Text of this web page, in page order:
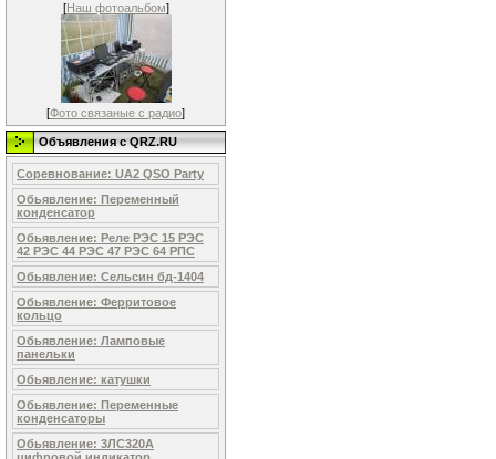
[Наш фотоальбом]
[Фото связаные с радио]
Объявления c QRZ.RU
Соревнование: UA2 QSO Party
Обьявление: Переменный
конденсатор
Обьявление: Реле РЭС 15 РЭС
42 РЭС 44 РЭС 47 РЭС 64 РПС
Обьявление: Сельсин бд-1404
Обьявление: Ферритовое
кольцо
Обьявление: Ламповые
панельки
Обьявление: катушки
Обьявление: Переменные
конденсаторы
Обьявление: 3ЛС320А